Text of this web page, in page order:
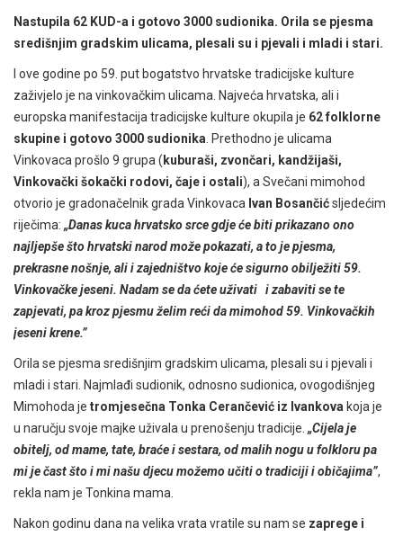
Nastupila 62 KUD-a i gotovo 3000 sudionika. Orila se pjesma
središnjim gradskim ulicama, plesali su i pjevali i mladi i stari.
I ove godine po 59. put bogatstvo hrvatske tradicijske kulture
zaživjelo je na vinkovačkim ulicama. Najveća hrvatska, ali i
europska manifestacija tradicijske kulture okupila je 62 folklorne
skupine i gotovo 3000 sudionika . Prethodno je ulicama
Vinkovaca prošlo 9 grupa (kuburaši, zvončari, kandžijaši,
Vinkovački šokački rodovi, čaje i ostali), a Svečani mimohod
otvorio je gradonačelnik grada Vinkovaca Ivan Bosančićsljedećim
riječima: „Danas kuca hrvatsko srce gdje će biti prikazano ono
najljepše što hrvatski narod može pokazati, a to je pjesma,
prekrasne nošnje, ali i zajedništvo koje će sigurno obilježiti 59.
Vinkovačke jeseni. Nadam se da ćete uživati i zabaviti se te
zapjevati, pa kroz pjesmu želim reći da mimohod 59. Vinkovačkih
jeseni krene.”
Orila se pjesma središnjim gradskim ulicama, plesali su i pjevali i
mladi i stari. Najmlađi sudionik, odnosno sudionica, ovogodišnjeg
Mimohoda je tromjesečna Tonka Cerančević iz Ivankova koja je
u naručju svoje majke uživala u prenošenju tradicije. „Cijela je
obitelj, od mame, tate, braće i sestara, od malih nogu u folkloru pa
mi je čast što i mi našu djecu možemo učiti o tradiciji i običajima”,
rekla nam je Tonkina mama.
Nakon godinu dana na velika vrata vratile su nam se zaprege i